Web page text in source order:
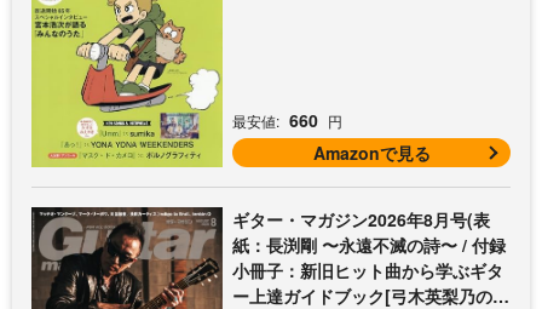
最安値: 660 円
Amazonで見る
ギター・マガジン2026年8月号(表
紙：長渕剛 〜永遠不滅の詩〜 / 付録
小冊子：新旧ヒット曲から学ぶギタ
ー上達ガイドブック[弓木英梨乃の放